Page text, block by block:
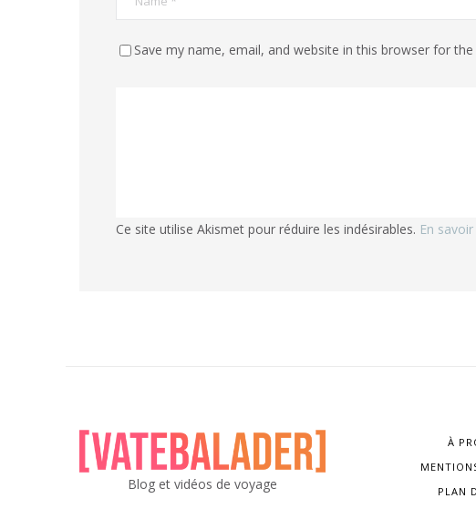
Save my name, email, and website in this browser for
Ce site utilise Akismet pour réduire les indésirables. En
Blog et vidéos de voyage
À
PLAN